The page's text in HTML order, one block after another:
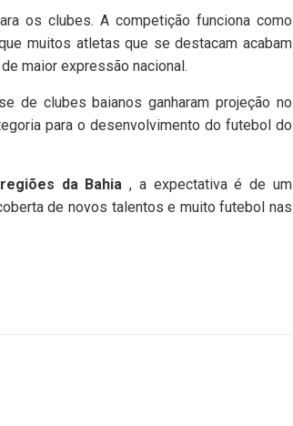
os clubes. A competição funciona como
muitos atletas que se destacam acabam
maior expressão nacional.
de clubes baianos ganharam projeção no
para o desenvolvimento do futebol do
da Bahia , a expectativa é de um
de novos talentos e muito futebol nas